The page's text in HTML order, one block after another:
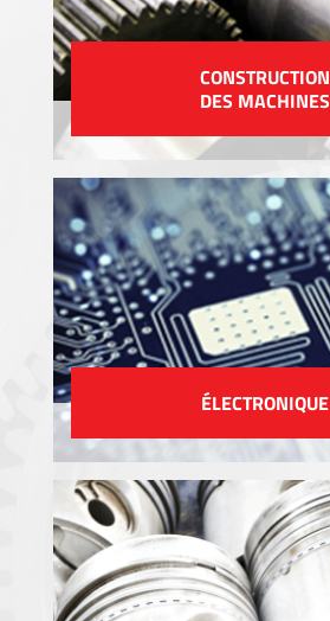
CONSTRUCTION
DES MACHINES
ÉLECTRONIQUE